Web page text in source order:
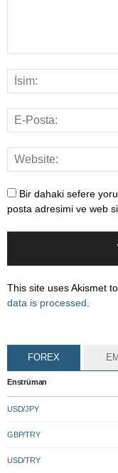
Bir dahaki sefere
posta adresimi ve web
This site uses Akismet
data is processed
FOREX
Enstrüman
USD/JPY
GBP/TRY
USD/TRY